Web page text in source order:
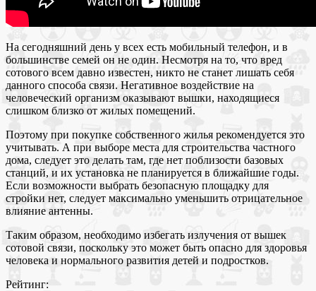
На сегодняшний день у всех есть мобильный телефон, и в
большинстве семей он не один. Несмотря на то, что вред
сотового всем давно известен, никто не станет лишать себя
данного способа связи. Негативное воздействие на
человеческий организм оказывают вышки, находящиеся
слишком близко от жилых помещений.
Поэтому при покупке собственного жилья рекомендуется это
учитывать. А при выборе места для строительства частного
дома, следует это делать там, где нет поблизости базовых
станций, и их установка не планируется в ближайшие годы.
Если возможности выбрать безопасную площадку для
стройки нет, следует максимально уменьшить отрицательное
влияние антенны.
Таким образом, необходимо избегать излучения от вышек
сотовой связи, поскольку это может быть опасно для здоровья
человека и нормального развития детей и подростков.
Рейтинг: